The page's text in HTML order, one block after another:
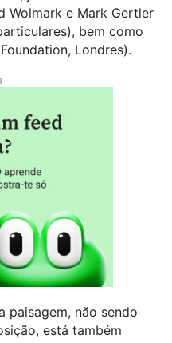
Wolmark e Mark Gertler
bem como
Londres).
paisagem, não sendo
está também